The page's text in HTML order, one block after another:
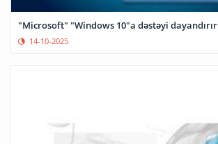
"Microsoft" "Windows 10"a dəstəyi dayandırır
14-10-2025